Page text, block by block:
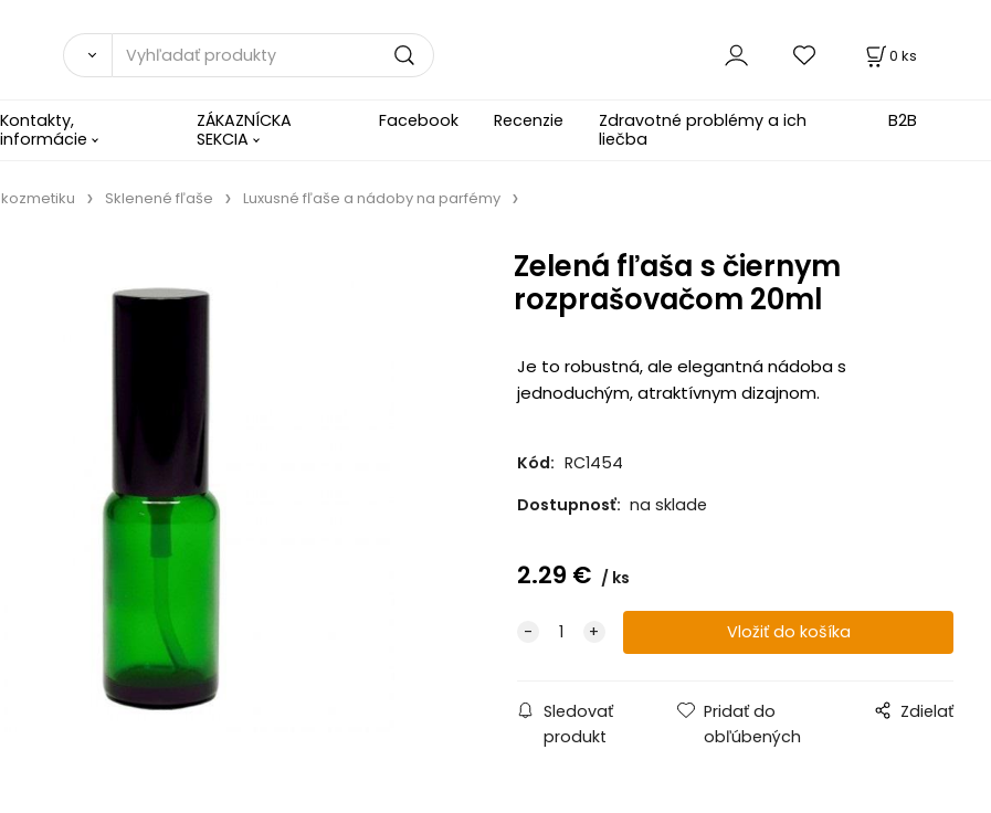
0 ks
Kontakty,
informácie
ZÁKAZNÍCKA
SEKCIA
Facebook Recenzie
Zdravotné problémy a ich
liečba
B2B
Sklenené fľaše Luxusné fľaše a nádoby na parfémy
Zelená fľaša s čiernym
rozprašovačom 20ml
Je to robustná, ale elegantná nádoba s
jednoduchým, atraktívnym dizajnom.
Kód: RC1454
Dostupnosť: na sklade
2.29 € ks
Sledovať
produkt
Pridať do
obľúbených
Zdielať